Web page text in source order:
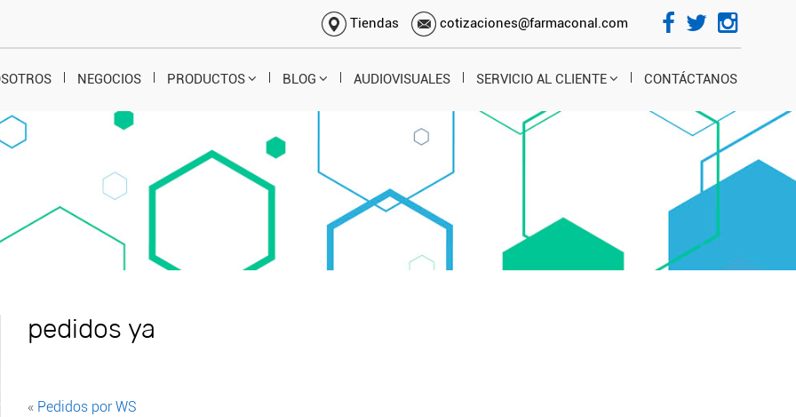
Tiendas cotizaciones@farmaconal.com
NEGOCIOS PRODUCTOS BLOG AUDIOVISUALES SERVICIO AL CLIENTE CONTÁCTANOS
pedidos ya
« Pedidos por WS